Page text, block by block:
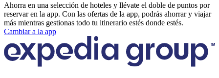
Ahorra en una selección de hoteles y llévate el doble de puntos por
reservar en la app. Con las ofertas de la app, podrás ahorrar y viajar
más mientras gestionas todo tu itinerario estés donde estés.
Cambiar a la app